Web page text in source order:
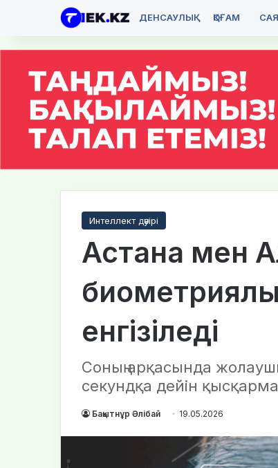
ДЕНСАУЛЫҚ ҚОҒАМ
Интеллект дәуірі
Астана мен
енгізіледі
Соның арқасында
секундқа дейін
Бақытнұр Әлібай 19.05.2026